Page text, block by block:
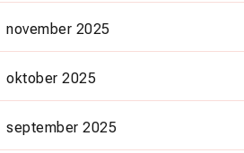
november 2025
oktober 2025
september 2025